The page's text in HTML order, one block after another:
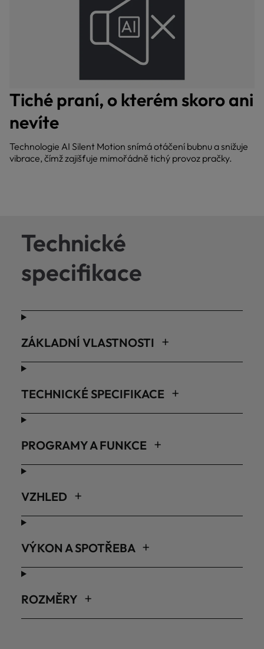
Tiché praní, o kterém skoro ani
nevíte
Technologie AI Silent Motion snímá otáčení bubnu a snižuje
vibrace, čímž zajišťuje mimořádně tichý provoz pračky.
Technické
specifikace
ZÁKLADNÍ VLASTNOSTI
TECHNICKÉ SPECIFIKACE
PROGRAMY A FUNKCE
VZHLED
VÝKON A SPOTŘEBA
ROZMĚRY